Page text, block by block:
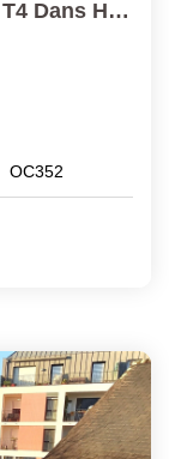
RENNES CENTRE. Appartement T4 Dans Hôtel Particulier D'une...
OC352